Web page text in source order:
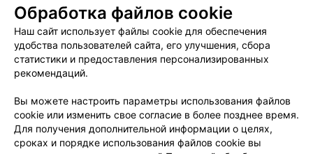
О проекте Новости проекта
Размещение рекламы
Медицинский маркетинг
Публичный договор
Пользовательское соглашение
Способы оплаты
Вакансии
Партнеры
Написать в поддержку
Персональные настройки cookie
Обработка персональных данных
Обработка файлов cookie
Наш сайт использует файлы cookie для обеспечения
удобства пользователей сайта, его улучшения, сбора
статистики и предоставления персонализированных
рекомендаций.
Вы можете настроить параметры использования файлов
cookie или изменить свое согласие в более позднее время.
Для получения дополнительной информации о целях,
сроках и порядке использования файлов cookie вы